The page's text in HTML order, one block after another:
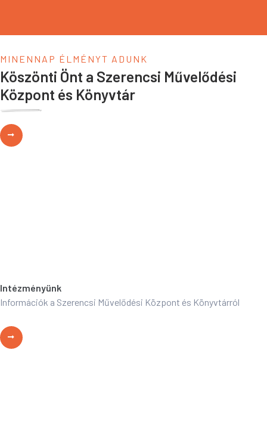
MINENNAP ÉLMÉNYT ADUNK
Köszönti Önt a Szerencsi Művelődési
Központ és Könyvtár
Intézményünk
Információk a Szerencsi Művelődési Központ és Könyvtárról